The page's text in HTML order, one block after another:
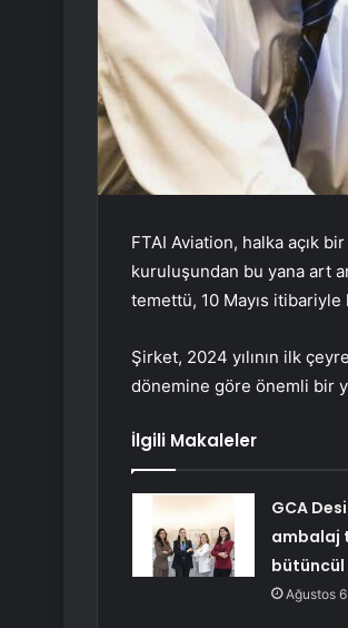
FTAI Aviation, halka açık
kuruluşundan bu yana art
temettü, 10 Mayıs itibariyle
Şirket, 2024 yılının ilk
dönemine göre önemli bir
İlgili Makaleler
GCA
ambalaj
bütüncül
Ağustos